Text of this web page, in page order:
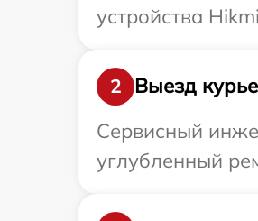
устройства
2
Выезд
Сервисный
углубленный